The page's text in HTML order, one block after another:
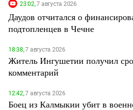
23:02,7 августа 2026
Даудов отчитался о
подтопленцев в Чечне
18:38,7 августа 2026
Житель Ингушетии получил
комментарий
12:42,7 августа 2026
Боец из Калмыкии убит в